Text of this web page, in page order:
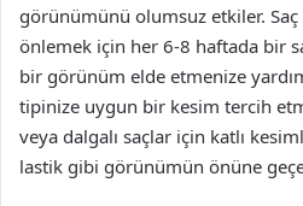
görünümünü olumsuz etkiler. Saç
önlemek için her 6-8 haftada bir
bir görünüm elde etmenize
tipinize uygun bir kesim tercih
veya dalgalı saçlar için katlı
lastik gibi görünümün önüne